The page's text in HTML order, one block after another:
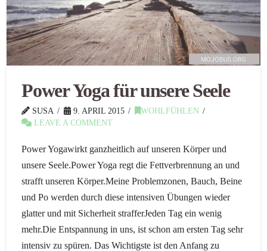
Power Yoga für unsere Seele
SUSA 9. APRIL 2015
WOHLFÜHLEN
LEAVE A COMMENT
Power Yogawirkt ganzheitlich auf unseren Körper und
unsere Seele.Power Yoga regt die Fettverbrennung an und
strafft unseren Körper.Meine Problemzonen, Bauch, Beine
und Po werden durch diese intensiven Übungen wieder
glatter und mit Sicherheit strafferJeden Tag ein wenig
mehr.Die Entspannung in uns, ist schon am ersten Tag sehr
intensiv zu spüren. Das Wichtigste ist den Anfang zu